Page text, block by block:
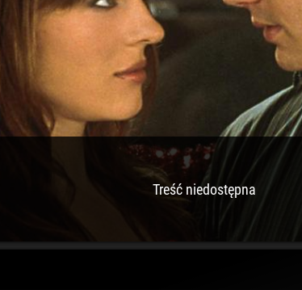
Treść niedostępna